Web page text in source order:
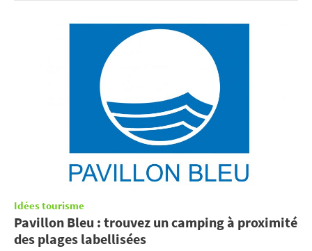
Idées tourisme
Pavillon Bleu : trouvez un camping à proximité
des plages labellisées